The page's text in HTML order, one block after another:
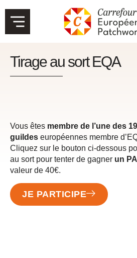
Tirage au sort EQA
Vous êtes membre de l’une des 19
guildes européennes membre
Cliquez sur le bouton ci-dessous
au sort pour tenter de gagner un
valeur de 40€.
JE PARTICIPE